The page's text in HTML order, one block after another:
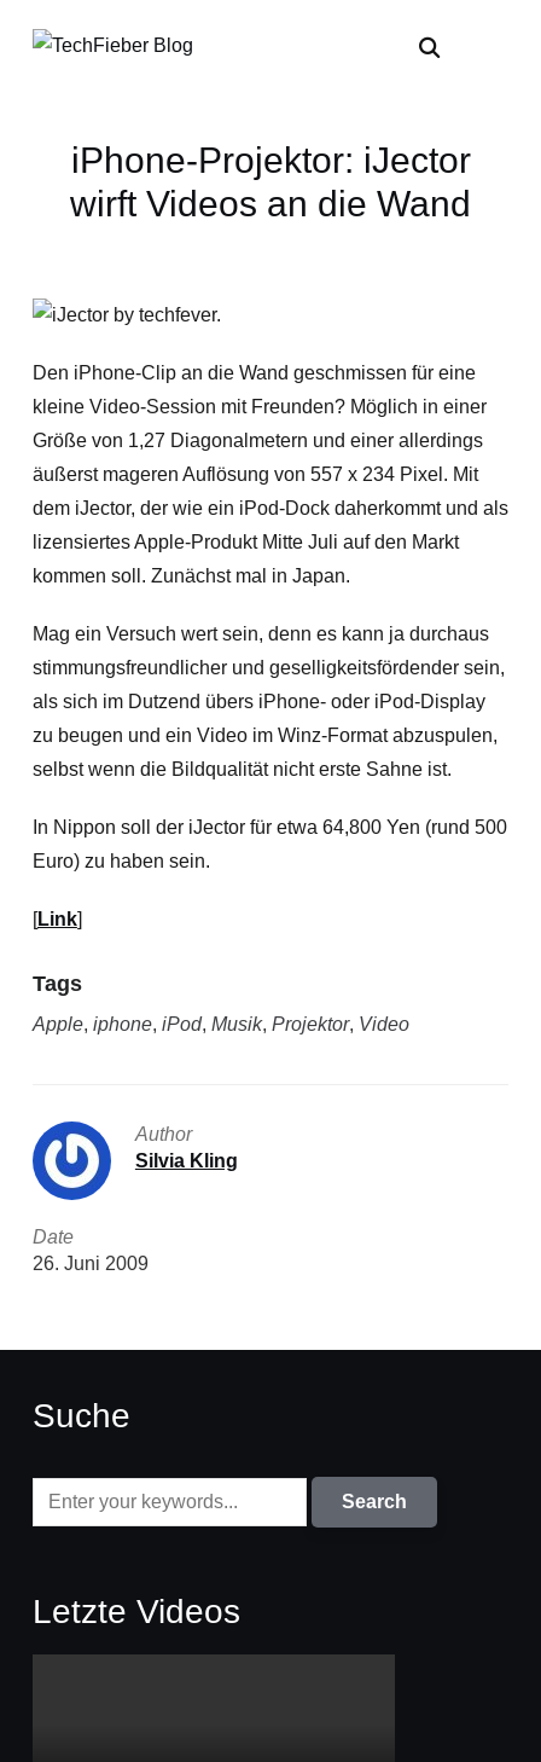
iPhone-Projektor: iJector
wirft Videos an die Wand
Den iPhone-Clip an die Wand geschmissen für eine
kleine Video-Session mit Freunden? Möglich in einer
Größe von 1,27 Diagonalmetern und einer allerdings
äußerst mageren Auflösung von 557 x 234 Pixel. Mit
dem iJector, der wie ein iPod-Dock daherkommt und als
lizensiertes Apple-Produkt Mitte Juli auf den Markt
kommen soll. Zunächst mal in Japan.
Mag ein Versuch wert sein, denn es kann ja durchaus
stimmungsfreundlicher und geselligkeitsfördender sein,
als sich im Dutzend übers iPhone- oder iPod-Display
zu beugen und ein Video im Winz-Format abzuspulen,
selbst wenn die Bildqualität nicht erste Sahne ist.
In Nippon soll der iJector für etwa 64,800 Yen (rund 500
Euro) zu haben sein.
[Link]
Tags
Apple, iphone, iPod, Musik, Projektor, Video
Author
Silvia Kling
Date
26. Juni 2009
Suche
Letzte Videos